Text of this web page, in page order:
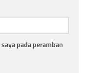
pada peramban